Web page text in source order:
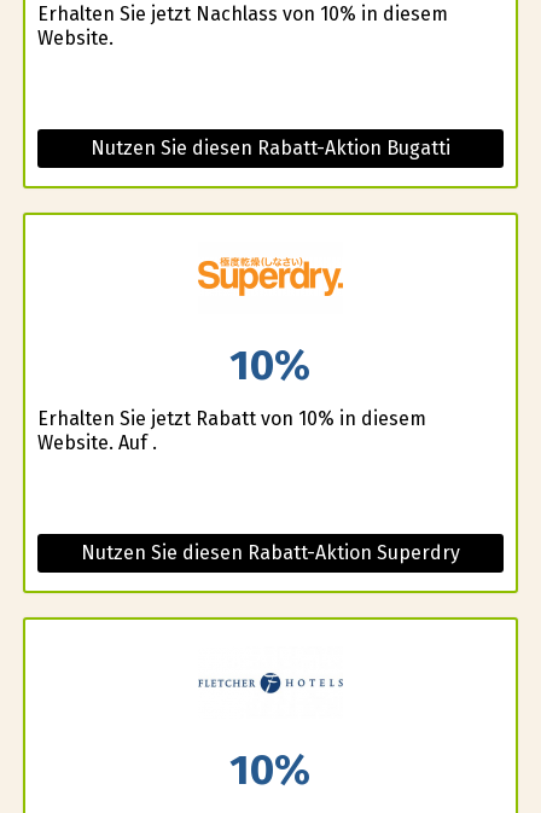
Erhalten Sie jetzt Nachlass von 10% in diesem
Website.
Nutzen Sie diesen Rabatt-Aktion Bugatti
10%
Erhalten Sie jetzt Rabatt von 10% in diesem
Website. Auf .
Nutzen Sie diesen Rabatt-Aktion Superdry
10%